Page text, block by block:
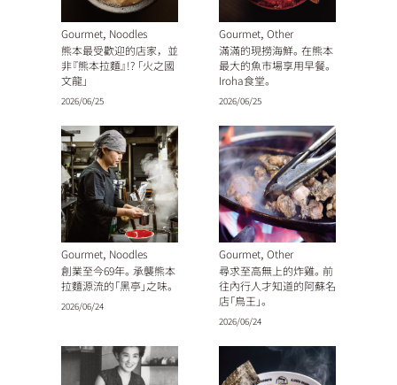
Gourmet, Noodles
熊本最受歡迎的店家，並
非『熊本拉麵』!? 「火之國
文龍」
2026/06/25
Gourmet, Other
滿滿的現撈海鮮。在熊本
最大的魚市場享用早餐。
Iroha食堂。
2026/06/25
Gourmet, Noodles
創業至今69年。承襲熊本
拉麵源流的「黑亭」之味。
2026/06/24
Gourmet, Other
尋求至高無上的炸雞。前
往內行人才知道的阿蘇名
店「鳥王」。
2026/06/24